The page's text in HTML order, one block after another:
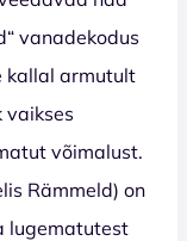
vanadekodus
kallal armutult
vaikses
võimalust.
Rämmeld) on
lugematutest